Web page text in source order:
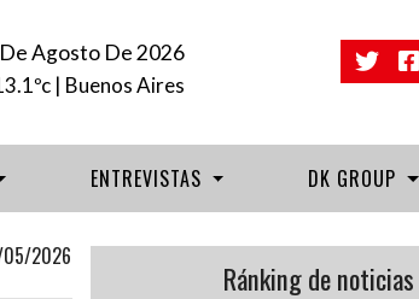
Agosto De 2026
| Buenos Aires
ENTREVISTAS DK GROUP
05/2026
Ránking de noticias